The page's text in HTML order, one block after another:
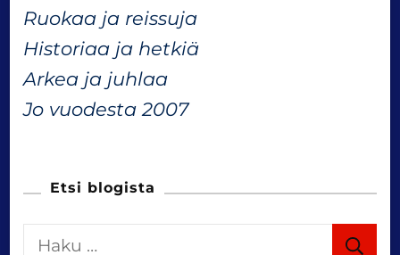
Ruokaa ja reissuja
Historiaa ja hetkiä
Arkea ja juhlaa
Jo vuodesta 2007
Etsi blogista